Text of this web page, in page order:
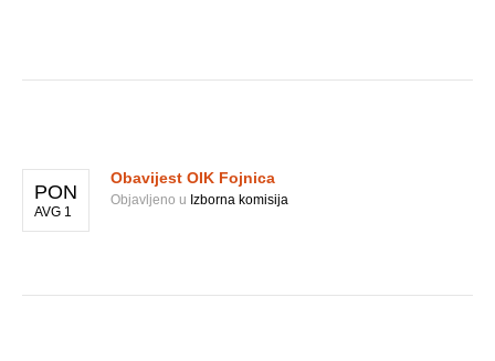
PON
AVG 1
Obavijest OIK Fojnica
Objavljeno u Izborna komisija